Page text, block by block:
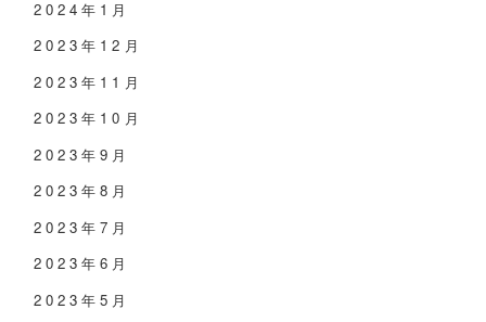
2024年1月
2023年12月
2023年11月
2023年10月
2023年9月
2023年8月
2023年7月
2023年6月
2023年5月